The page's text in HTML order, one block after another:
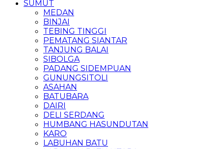
SUMUT
MEDAN
BINJAI
TEBING TINGGI
PEMATANG SIANTAR
TANJUNG BALAI
SIBOLGA
PADANG SIDEMPUAN
GUNUNGSITOLI
ASAHAN
BATUBARA
DAIRI
DELI SERDANG
HUMBANG HASUNDUTAN
KARO
LABUHAN BATU